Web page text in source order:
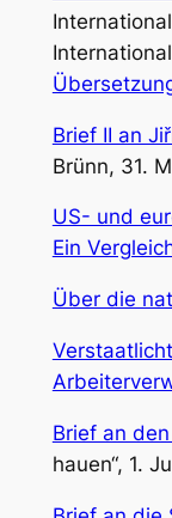
Brief II an
Brünn, 31.
US- und
Ein
Über die
Brief an
hauen“, 1.